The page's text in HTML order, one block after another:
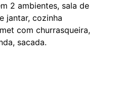
2 ambientes, sala de
jantar, cozinha
com churrasqueira,
sacada.